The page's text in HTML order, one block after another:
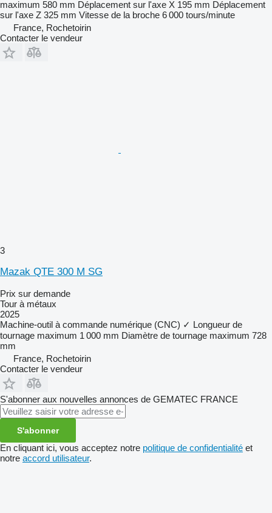
maximum 580 mm Déplacement sur l'axe X 195 mm Déplacement
sur l'axe Z 325 mm Vitesse de la broche 6 000 tours/minute
France, Rochetoirin
Contacter le vendeur
3
Mazak QTE 300 M SG
Prix sur demande
Tour à métaux
2025
Machine-outil à commande numérique (CNC) ✓ Longueur de
tournage maximum 1 000 mm Diamètre de tournage maximum 728
mm
France, Rochetoirin
Contacter le vendeur
S'abonner aux nouvelles annonces de GEMATEC FRANCE
S'abonner
En cliquant ici, vous acceptez notre politique de confidentialité et
notre accord utilisateur.